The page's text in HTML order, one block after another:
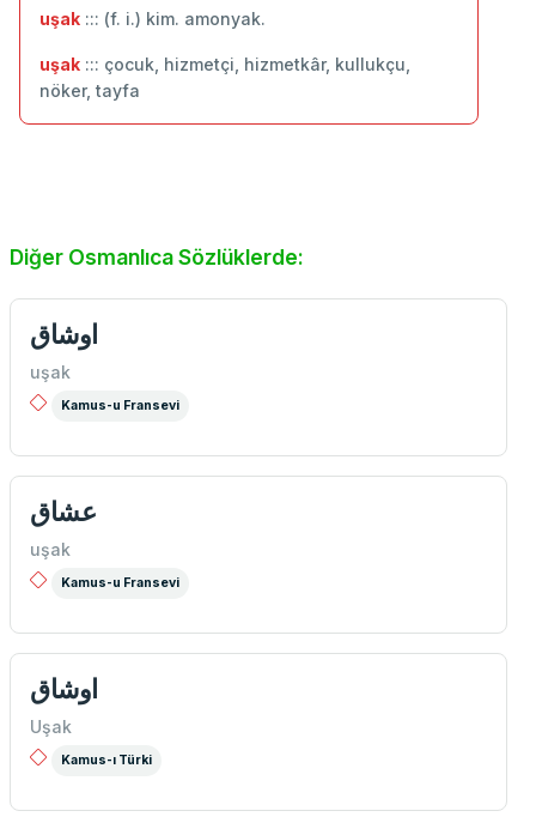
uşak ::: (f. i.) kim. amonyak.
uşak ::: çocuk, hizmetçi, hizmetkâr, kullukçu,
nöker, tayfa
Diğer Osmanlıca Sözlüklerde:
اوشاق
uşak
Kamus-u Fransevi
عشاق
uşak
Kamus-u Fransevi
اوشاق
Uşak
Kamus-ı Türki